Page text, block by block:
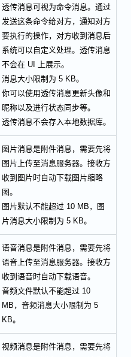
透传消息可视为命令消息。通过
发送这条命令给对方，通知对方
要执行的操作，对方收到消息后
系统可以自定义处理。透传消息
不会在 UI 上展示。
消息大小限制为 5 KB。
你可以使用透传消息更新头像和
昵称以及进行状态同步等。
透传消息不会存入本地数据库。
图片消息是附件消息，需要先将
图片上传至消息服务器。接收方
收到图片时自动下载图片缩略
图。
图片默认不能超过 10 MB，图
片消息大小限制为 5 KB。
语音消息是附件消息，需要先将
语音上传至消息服务器。接收方
收到语音时自动下载语音。
音频文件默认不能超过 10
MB，音频消息大小限制为 5
KB。
视频消息是附件消息，需要先将